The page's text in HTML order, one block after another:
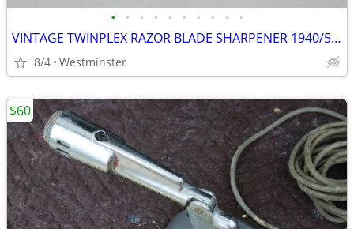
• • • • • • • • • •
VINTAGE TWINPLEX RAZOR BLADE SHARPENER 1940/50's
8/4 Westminster
$60